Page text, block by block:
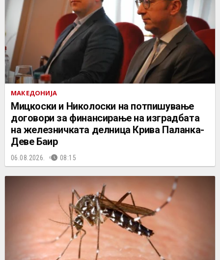
МАКЕДОНИЈА
Мицкоски и Николоски на потпишување
договори за финансирање на изградбата
на железничката делница Крива Паланка-
Деве Баир
06.08.2026. 08:15